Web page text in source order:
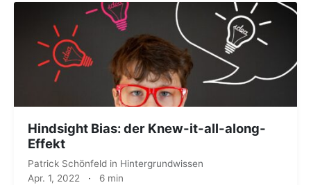
Hindsight Bias: der Knew-it-all-along-
Effekt
Patrick Schönfeld in Hintergrundwissen
Apr. 1, 2022 · 6 min